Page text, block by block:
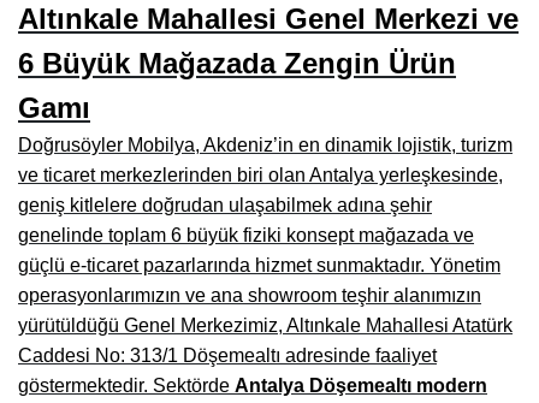
Sakarya Mobilyacılar, Mobilya Mağazaları, İmalatçıları
Osmaniye Mobilyacılar, Mobilya Mağazaları, İmalatçıları
Düzce Mobilyacılar, Mobilya Mağazaları, Fabrikaları
Samsun Mobilyacıları, Mobilya Fabrikaları, Mağazaları
Balıkesir Mobilya Mağazaları, Fabrikaları, İmalatçıları
Kahramanmaraş Mobilya İmalatçıları, Mağazaları, Fabrikaları
Mardin Mobilyacılar, Mağazaları, İmalatçıları
Altınkale Mahallesi Genel Merkezi ve
6 Büyük Mağazada Zengin Ürün
Gamı
Doğrusöyler Mobilya, Akdeniz’in en dinamik lojistik, turizm
ve ticaret merkezlerinden biri olan Antalya yerleşkesinde,
geniş kitlelere doğrudan ulaşabilmek adına şehir
genelinde toplam 6 büyük fiziki konsept mağazada ve
güçlü e-ticaret pazarlarında hizmet sunmaktadır. Yönetim
operasyonlarımızın ve ana showroom teşhir alanımızın
yürütüldüğü Genel Merkezimiz, Altınkale Mahallesi Atatürk
Caddesi No: 313/1 Döşemealtı adresinde faaliyet
göstermektedir. Sektörde Antalya Döşemealtı modern